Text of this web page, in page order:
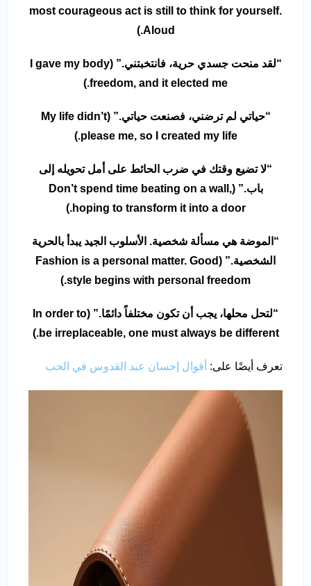
most courageous act is still to think for yourself.
Aloud.)
“لقد منحت جسدي حرية، فانتخبتني.” (I gave my body
freedom, and it elected me.)
“حياتي لم ترضني، فصنعت حياتي.” (My life didn’t
please me, so I created my life.)
“لا تضيع وقتك في ضرب الحائط على أمل تحويله إلى
باب.” (Don’t spend time beating on a wall,
hoping to transform it into a door.)
“الموضة هي مسألة شخصية. الأسلوب الجيد يبدأ بالحرية
الشخصية.” (Fashion is a personal matter. Good
style begins with personal freedom.)
“لتحل محلها، يجب أن تكون مختلفاً دائمًا.” (In order to
be irreplaceable, one must always be different.)
تعرف أيضًا على: أقوال إحسان عبد القدوس في الحب